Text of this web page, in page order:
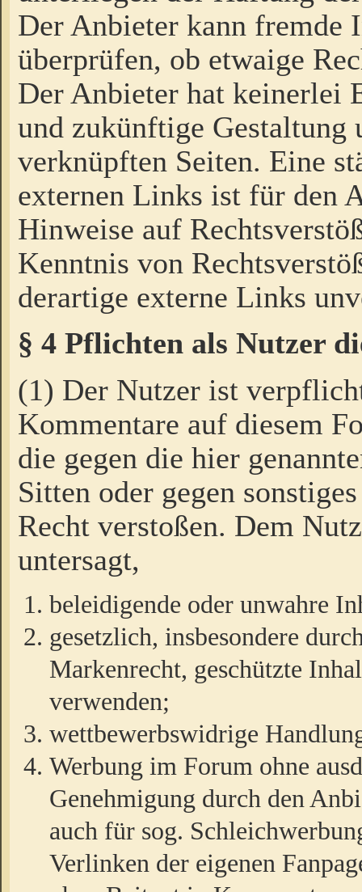
Der Anbieter kann fremde
überprüfen, ob etwaige
Der Anbieter hat keinerlei
und zukünftige Gestaltung
verknüpften Seiten. Eine
externen Links ist für den
Hinweise auf
Kenntnis von
derartige externe Links
§ 4 Pflichten als Nutzer
(1) Der Nutzer ist
Kommentare auf diesem
die gegen die hier
Sitten oder gegen
Recht verstoßen. Dem
untersagt,
beleidigende oder unwahre
gesetzlich, insbesondere
Markenrecht, geschützte
verwenden;
wettbewerbswidrige
Werbung im Forum ohne
Genehmigung durch den
auch für sog.
Verlinken der eigenen